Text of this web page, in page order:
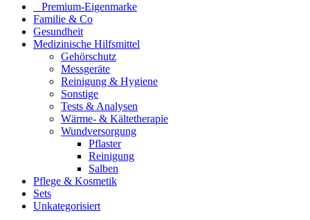
⠀​Premium-Eigenmarke
Familie & Co
Gesundheit
Medizinische Hilfsmittel
Gehörschutz
Messgeräte
Reinigung & Hygiene
Sonstige
Tests & Analysen
Wärme- & Kältetherapie
Wundversorgung
Pflaster
Reinigung
Salben
Pflege & Kosmetik
Sets
Unkategorisiert